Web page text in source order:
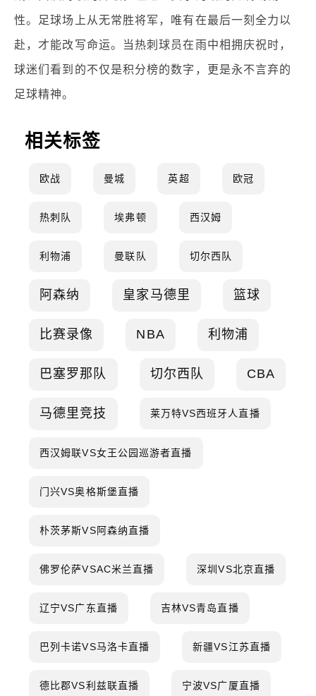
性。足球场上从无常胜将军，唯有在最后一刻全力以
赴，才能改写命运。当热刺球员在雨中相拥庆祝时，
球迷们看到的不仅是积分榜的数字，更是永不言弃的
足球精神。
相关标签
欧战 曼城 英超 欧冠
热刺队 埃弗顿 西汉姆
利物浦 曼联队 切尔西队
阿森纳 皇家马德里 篮球
比赛录像 NBA 利物浦
巴塞罗那队 切尔西队 CBA
马德里竞技 莱万特VS西班牙人直播
西汉姆联VS女王公园巡游者直播
门兴VS奥格斯堡直播
朴茨茅斯VS阿森纳直播
佛罗伦萨VSAC米兰直播 深圳VS北京直播
辽宁VS广东直播 吉林VS青岛直播
巴列卡诺VS马洛卡直播 新疆VS江苏直播
德比郡VS利兹联直播 宁波VS广厦直播